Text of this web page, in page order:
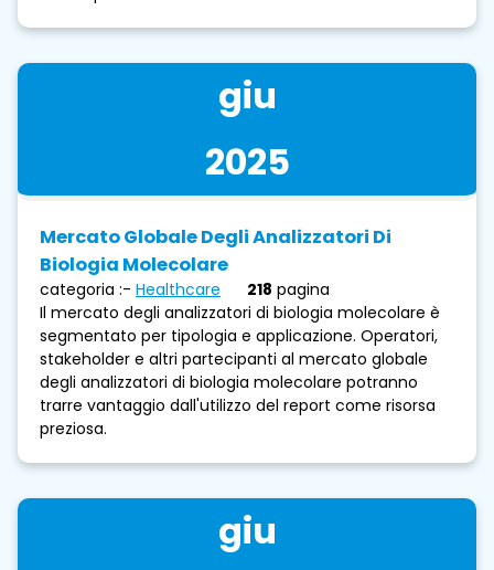
giu
2025
Mercato Globale Degli Analizzatori Di
Biologia Molecolare
categoria :- Healthcare 218 pagina
Il mercato degli analizzatori di biologia molecolare è
segmentato per tipologia e applicazione. Operatori,
stakeholder e altri partecipanti al mercato globale
degli analizzatori di biologia molecolare potranno
trarre vantaggio dall'utilizzo del report come risorsa
preziosa.
giu